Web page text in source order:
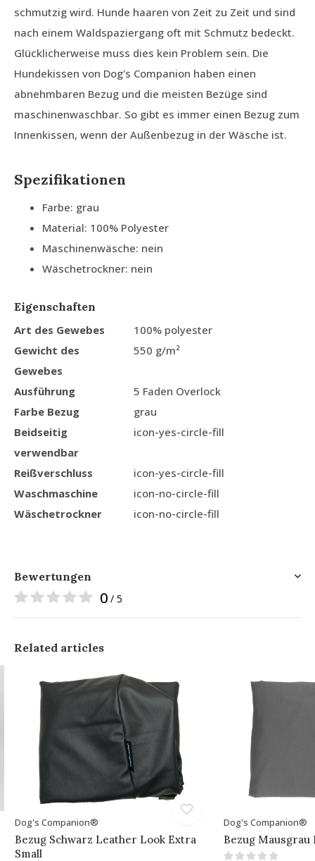
schmutzig wird. Hunde haaren von Zeit zu Zeit und sind
nach einem Waldspaziergang oft mit Schmutz bedeckt.
Glücklicherweise muss dies kein Problem sein. Die
Hundekissen von Dog's Companion haben einen
abnehmbaren Bezug und die meisten Bezüge sind
maschinenwaschbar. So gibt es immer einen Bezug zum
Innenkissen, wenn der Außenbezug in der Wäsche ist.
Spezifikationen
Farbe: grau
Material: 100% Polyester
Maschinenwäsche: nein
Wäschetrockner: nein
Eigenschaften
Art des Gewebes
100% polyester
Gewicht des
Gewebes
550 g/m²
Ausführung
5 Faden Overlock
Farbe Bezug
grau
Beidseitig
verwendbar
icon-yes-circle-fill
Reißverschluss
icon-yes-circle-fill
Waschmaschine
icon-no-circle-fill
Wäschetrockner
icon-no-circle-fill
Bewertungen
0 / 5
Related articles
Dog's Companion®
Bezug Schwarz Leather Look Extra
Small
Dog's Companion®
Bezug Mausgrau